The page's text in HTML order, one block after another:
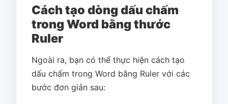
Cách tạo dòng dấu chấm
trong Word bằng thước
Ruler
Ngoài ra, bạn có thể thực hiện cách tạo
dấu chấm trong Word bằng Ruler với các
bước đơn giản sau: